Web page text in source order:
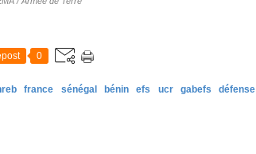
0
france sénégal bénin efs ucr gabefs
défense